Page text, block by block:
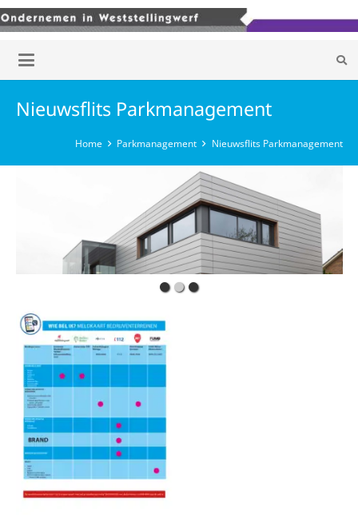
Nieuwsflits Parkmanagement
Home Parkmanagement Nieuwsflits Parkmanagement